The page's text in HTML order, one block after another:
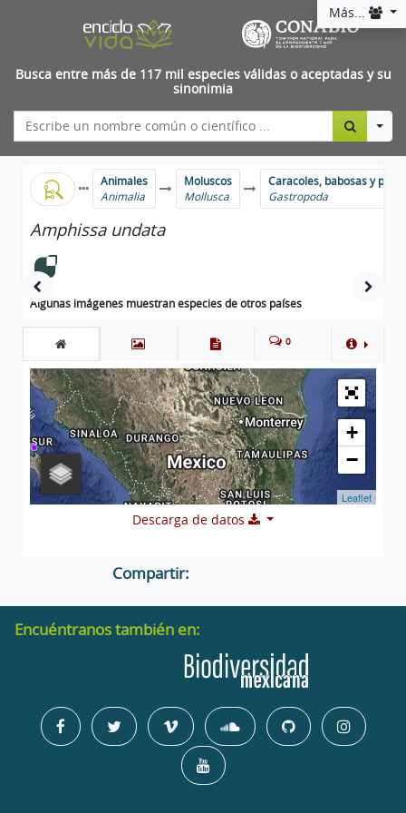
Más...
Busca entre más de 117 mil especies válidas o aceptadas y su
sinonimia
Animales
Animalia
Moluscos
Mollusca
Caracoles, babosas y
Gastropoda
Amphissa undata
Algunas imágenes muestran especies de otros países
0
+
−
Leaflet
Descarga de datos
Compartir:
Encuéntranos también en: